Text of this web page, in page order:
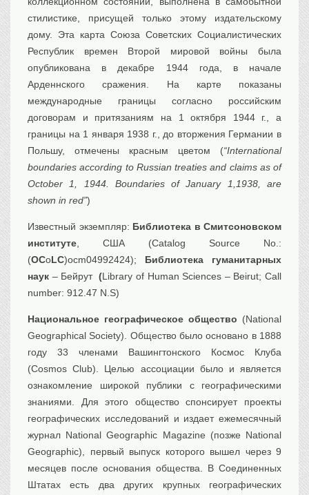
Выставочные экспонаты XVI-XIXв.
Досуг
Разное
стилистике, присущей только этому издательскому
дому. Эта карта Союза Советских Социалистических
Республик времен Второй мировой войны была
опубликована в декабре 1944 года, в начале
Арденнского сражения. На карте показаны
международные границы согласно российским
договорам и притязаниям на 1 октября 1944 г., а
границы на 1 января 1938 г., до вторжения Германии в
Польшу, отмечены красным цветом (“International
boundaries according to Russian treaties and claims as of
October 1, 1944. Boundaries of January 1,1938, are
shown in red”)
Известный экземпляр: Библиотека в Смитсоновском
институте , США (Catalog Source No.:
(OCoLC)ocm04992424); Библиотека гуманитарных
наук – Бейрут (Library of Human Sciences – Beirut; Call
number: 912.47 N.S)
Национальное географическое общество (National
Geographical Society). Общество было основано в 1888
году 33 членами Вашингтонского Космос Клуба
(Cosmos Club). Целью ассоциации было и является
ознакомление широкой публики с географическими
знаниями. Для этого общество спонсирует проекты
географических исследований и издает ежемесячный
журнал National Geographic Magazine (позже National
Geographic), первый выпуск которого вышел через 9
месяцев после основания общества. В Соединенных
Штатах есть два других крупных географических